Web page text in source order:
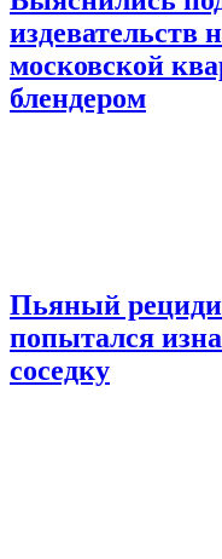
издевательств
московской
блендером
Пьяный
попытался
соседку